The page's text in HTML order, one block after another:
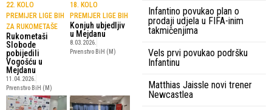
22. KOLO
PREMIJER LIGE BIH
ZA RUKOMETAŠE
Rukometaši
Slobode
pobijedili
Vogošću u
Mejdanu
11.04.2026.
Prvenstvo BiH (M)
18. KOLO
PREMIJER LIGE BIH
Konjuh ubjedljiv
u Mejdanu
8.03.2026.
Prvenstvo BiH (M)
Infantino povukao plan o
prodaji udjela u FIFA-inim
takmičenjima
Vels prvi povukao podršku
Infantinu
Matthias Jaissle novi trener
Newcastlea